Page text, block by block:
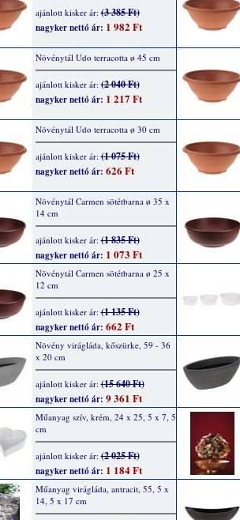
ajánlott kisker ár:(3 385 Ft)
nagyker nettó ár: 1 982 Ft
Növénytál Udo terracotta ø 45 cm
ajánlott kisker ár:(2 040 Ft)
nagyker nettó ár: 1 217 Ft
Növénytál Udo terracotta ø 30 cm
ajánlott kisker ár:(1 075 Ft)
nagyker nettó ár: 626 Ft
Növénytál Carmen sötétbarna ø 35 x
14 cm
ajánlott kisker ár:(1 835 Ft)
nagyker nettó ár: 1 073 Ft
Növénytál Carmen sötétbarna ø 25 x
12 cm
ajánlott kisker ár:(1 135 Ft)
nagyker nettó ár: 662 Ft
Növény virágláda, kőszürke, 59 - 36
x 20 cm
ajánlott kisker ár:(15 640 Ft)
nagyker nettó ár: 9 361 Ft
Műanyag szív, krém, 24 x 25, 5 x 7, 5
cm
ajánlott kisker ár:(2 025 Ft)
nagyker nettó ár: 1 184 Ft
Műanyag virágláda, antracit, 55, 5 x
14, 5 x 17 cm